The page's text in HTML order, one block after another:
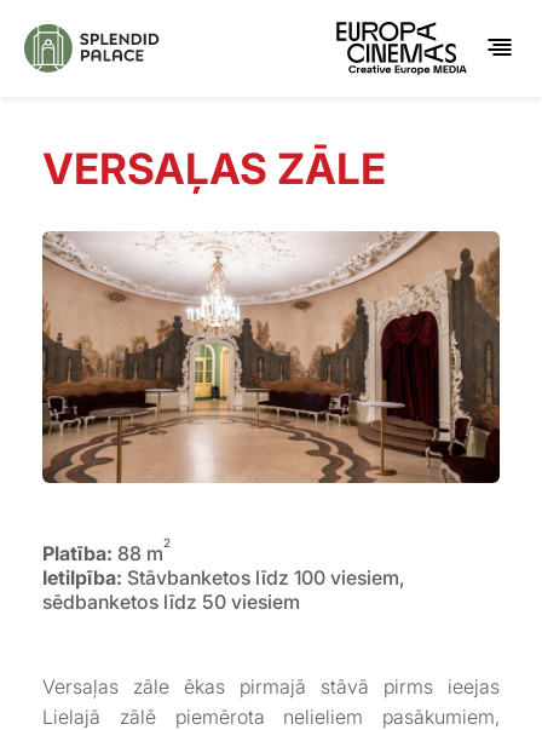
VERSAĻAS ZĀLE
Platība: 88 m2
Ietilpība: Stāvbanketos līdz 100 viesiem,
sēdbanketos līdz 50 viesiem
Versaļas zāle ēkas pirmajā stāvā pirms ieejas
Lielajā zālē piemērota nelieliem pasākumiem,